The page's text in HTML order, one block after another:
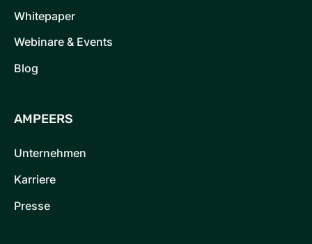
Whitepaper
Webinare & Events
Blog
AMPEERS
Unternehmen
Karriere
Presse